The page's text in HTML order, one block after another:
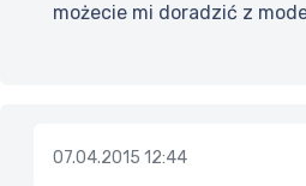
możecie mi doradzić z
07.04.2015 12:44